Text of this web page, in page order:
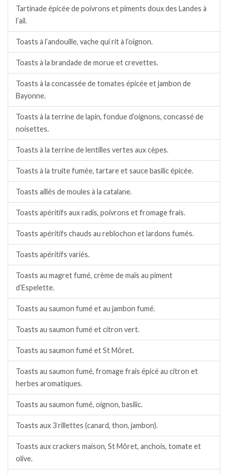
Tartinade épicée de poivrons et piments doux des Landes à
l’ail.
Toasts à l’andouille, vache qui rit à l’oignon.
Toasts à la brandade de morue et crevettes.
Toasts à la concassée de tomates épicée et jambon de
Bayonne.
Toasts à la terrine de lapin, fondue d’oignons, concassé de
noisettes.
Toasts à la terrine de lentilles vertes aux cèpes.
Toasts à la truite fumée, tartare et sauce basilic épicée.
Toasts aillés de moules à la catalane.
Toasts apéritifs aux radis, poivrons et fromage frais.
Toasts apéritifs chauds au reblochon et lardons fumés.
Toasts apéritifs variés.
Toasts au magret fumé, crème de maïs au piment
d’Espelette.
Toasts au saumon fumé et au jambon fumé.
Toasts au saumon fumé et citron vert.
Toasts au saumon fumé et St Môret.
Toasts au saumon fumé, fromage frais épicé au citron et
herbes aromatiques.
Toasts au saumon fumé, oignon, basilic.
Toasts aux 3 rillettes (canard, thon, jambon).
Toasts aux crackers maison, St Môret, anchois, tomate et
olive.